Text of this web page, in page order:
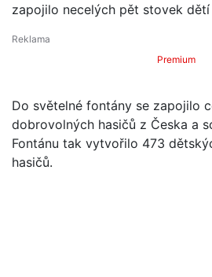
zapojilo necelých pět stovek
Premium
Do světelné fontány se zapojilo
dobrovolných hasičů z Česka a
Fontánu tak vytvořilo 473
hasičů.